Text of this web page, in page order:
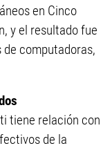
en Cinco
y el resultado fue
computadoras,
tiene relación con
de la